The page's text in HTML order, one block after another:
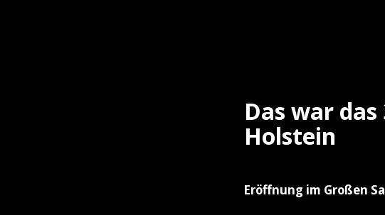
Das war
Holstein
Eröffnung im Großen